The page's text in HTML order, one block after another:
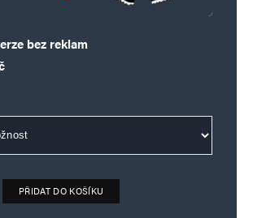
bez reklam
Kč až 720 Kč
bez reklam množství
PŘIDAT DO KOŠÍKU